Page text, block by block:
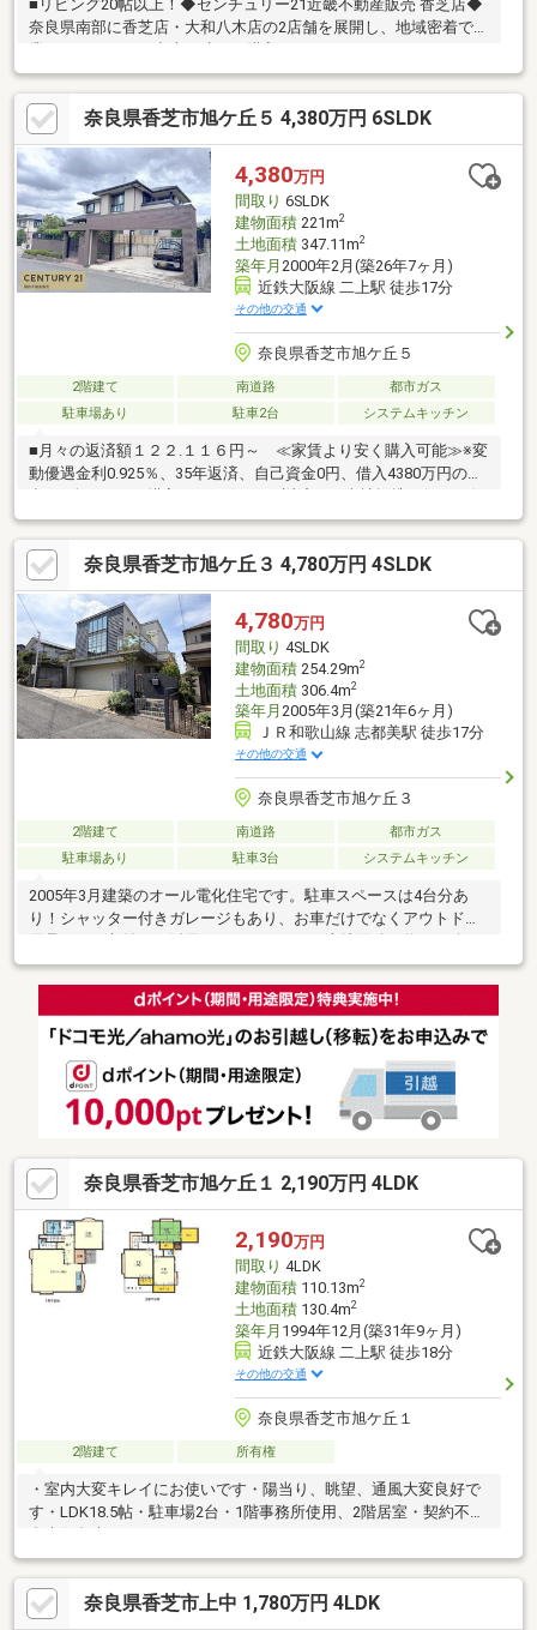
■リビング20帖以上！◆センチュリー21近畿不動産販売 香芝店◆
奈良県南部に香芝店・大和八木店の2店舗を展開し、地域密着で営
相談やお見積り、プランニングにも対応し、ご入居後の暮らしに
合わせた住まいづくりをサポートいたします。センチュリー21の
ネットワークと情報力を活かし、ご購入後のアフターサービスま
で安心して進めていただけるようサポートいたします。◆住まい
づくりに関することなら何でもお気軽にご相談ください◆
奈良県香芝市旭ケ丘５ 4,380万円 6SLDK
4,380万円
間取り 6SLDK
建物面積221m2
土地面積347.11m2
築年月 2000年2月(築26年7ヶ月)
近鉄大阪線 二上駅 徒歩17分
その他の交通
奈良県香芝市旭ケ丘５
2階建て 南道路
都市ガス
駐車場あり
駐車2台 システムキッチン
■月々の返済額１２２.１１６円～ ≪家賃より安く購入可能≫※変
動優遇金利0.925％、35年返済、自己資金0円、借入4380万円の場
合■頭金０円でも購入可 ■ボーナス返済なし当社提携銀行にて住
宅ローン金利が大幅優遇受けられます■旭ヶ丘小学校小学校まで
1250m（徒歩16分）■香芝北中学校まで800ｍ（徒歩10分）■物件
の特徴土地面積約105坪・建物面積約66.8坪・6SLDK積水ハウスシ
ャーウッド施工・南西角地■お客様のご希望に応えられるように
全力でサポート致します！物件探しはセンチュリー21関西不動産
販売にお任せください！
奈良県香芝市旭ケ丘３ 4,780万円 4SLDK
4,780万円
間取り 4SLDK
建物面積254.29m2
土地面積306.4m2
築年月 2005年3月(築21年6ヶ月)
ＪＲ和歌山線 志都美駅 徒歩17分
その他の交通
奈良県香芝市旭ケ丘３
2階建て 南道路
都市ガス
駐車場あり
駐車3台 システムキッチン
2005年3月建築のオール電化住宅です。駐車スペースは4台分あ
り！シャッター付きガレージもあり、お車だけでなくアウトドア
延床面積：約76.92坪・間取り：4LDK+S・玄関上が吹抜けになっ
ており、明るく開放感のある住まい。・床暖房あり（LDK）・各
階にトイレあり・南向きのため日あたり良好ご質問等ございまし
たら、ぜひお気軽にお問い合わせください。〈教育施設〉・旭ヶ
旭ヶ丘幼稚園まで約190ｍ・ひろ整形外科クリニックまで約240
ｍ・コーナン香芝旭ヶ丘店まで約660ｍ
奈良県香芝市旭ケ丘１ 2,190万円 4LDK
2,190万円
間取り 4LDK
建物面積110.13m2
土地面積130.4m2
築年月 1994年12月(築31年9ヶ月)
近鉄大阪線 二上駅 徒歩18分
その他の交通
奈良県香芝市旭ケ丘１
2階建て 所有権
・室内大変キレイにお使いです・陽当り、眺望、通風大変良好で
す・LDK18.5帖・駐車場2台・1階事務所使用、2階居室・契約不適
合責任免責
奈良県香芝市上中 1,780万円 4LDK